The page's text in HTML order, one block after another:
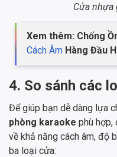
Cửa nhựa
Xem thêm: Chống
Cách Âm Hàng Đầu
4. So sánh các
Để giúp bạn dễ dàng lựa
phòng karaoke phù
về khả năng cách âm, độ
ba loại cửa: